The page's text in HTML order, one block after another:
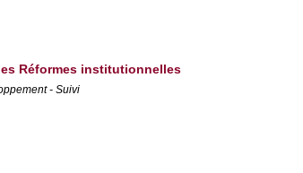
Réformes institutionnelles
- Suivi